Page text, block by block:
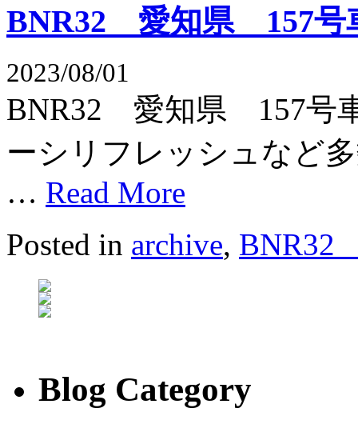
BNR32 愛知県 157号
2023/08/01
BNR32 愛知県 157号
ーシリフレッシュなど
… Read More
Posted in archive,
Blog Category